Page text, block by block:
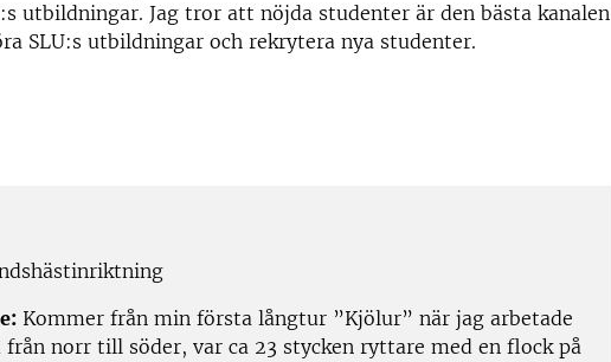
utbildningar. Jag tror att nöjda studenter är den bästa kanalen
SLU:s utbildningar och rekrytera nya studenter.
Kommer från min första långtur ”Kjölur” när jag arbetade
från norr till söder, var ca 23 stycken ryttare med en flock på